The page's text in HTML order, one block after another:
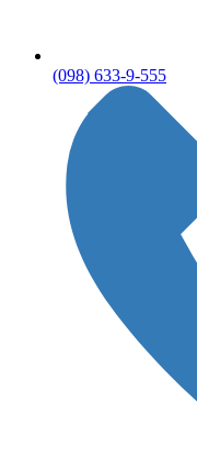
(098) 633-9-555